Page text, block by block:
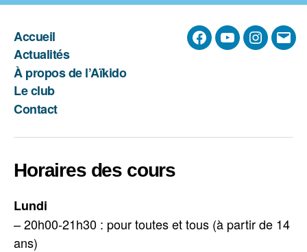
Accueil
Actualités
À propos de l’Aïkido
Le club
Contact
FacebookYouTube E-
Horaires des cours
Lundi
– 20h00-21h30 : pour toutes et tous (à partir de 14
ans)